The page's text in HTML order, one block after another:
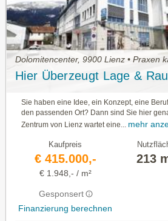
Dolomitencenter, 9900 Lienz • Praxen
Hier Überzeugt Lage &
Sie haben eine Idee, ein Konzept, eine
den passenden Ort? Dann sind Sie hier
Zentrum von Lienz wartet eine... mehr
Kaufpreis
€ 415.000,-
€ 1.948,- / m²
Gesponsert
Finanzierung berechnen
213